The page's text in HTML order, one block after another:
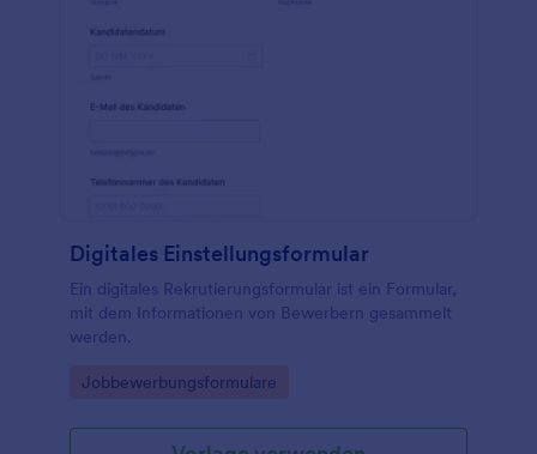
Digitales Einstellungsformular
Ein digitales Rekrutierungsformular ist ein Formular,
mit dem Informationen von Bewerbern gesammelt
werden.
Go to Category:
Jobbewerbungsformulare